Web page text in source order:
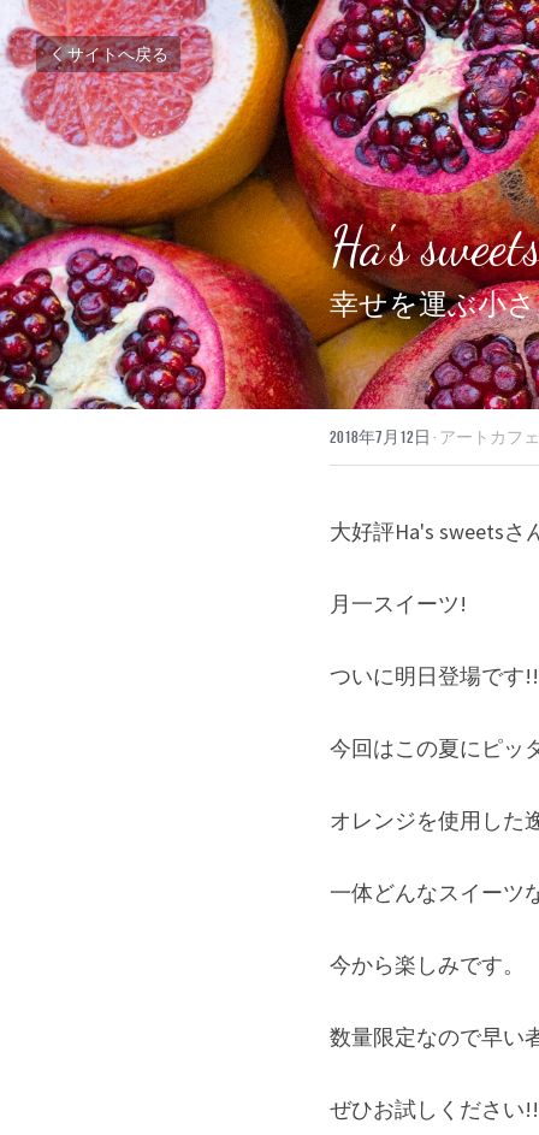
サイトへ戻る
Ha's
幸せを運ぶ小
2018年7月12日 · アートカフ
大好評Ha's sweetsさ
月一スイーツ!
ついに明日登場です!!
今回はこの夏にピッ
オレンジを使用した
一体どんなスイーツ
今から楽しみです。
数量限定なので早い
ぜひお試しください!!